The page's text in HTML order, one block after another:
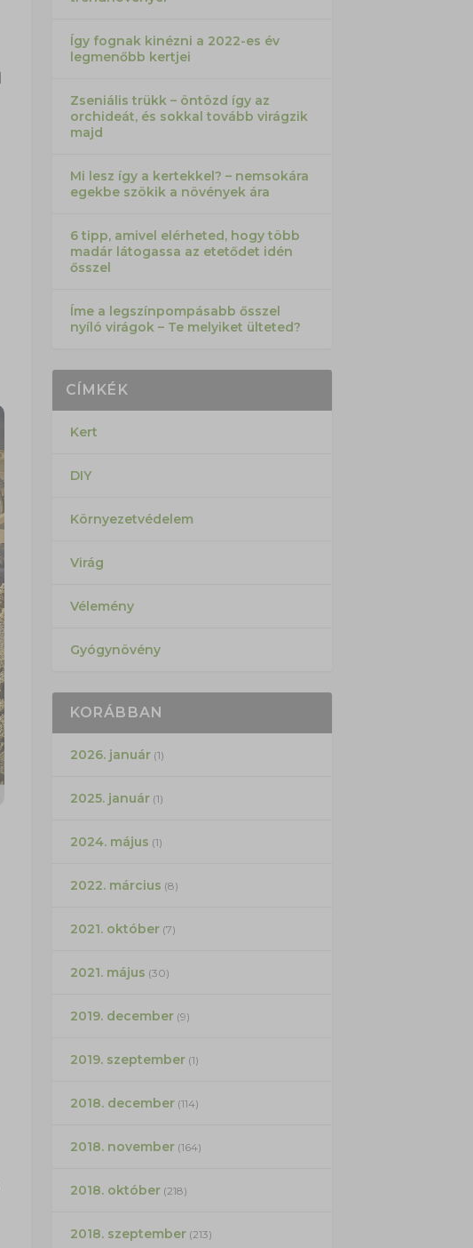
Így fognak kinézni a 2022-es év
legmenőbb kertjei
Zseniális trükk – öntözd így az
orchideát, és sokkal tovább virágzik
majd
Mi lesz így a kertekkel? – nemsokára
egekbe szökik a növények ára
6 tipp, amivel elérheted, hogy több
madár látogassa az etetődet idén
ősszel
Íme a legszínpompásabb ősszel
nyíló virágok – Te melyiket ülteted?
CÍMKÉK
Kert
DIY
Környezetvédelem
Virág
Vélemény
Gyógynövény
KORÁBBAN
2026. január(1)
2025. január(1)
2024. május (1)
2022. március (8)
2021. október(7)
2021. május (30)
2019. december(9)
2019. szeptember(1)
2018. december(114)
2018. november(164)
2018. október(218)
2018. szeptember(213)